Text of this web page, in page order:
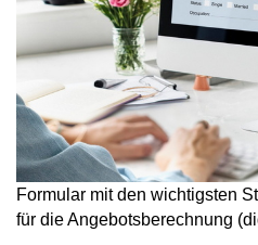
Formular mit den wichtigsten
für die Angebotsberechnung